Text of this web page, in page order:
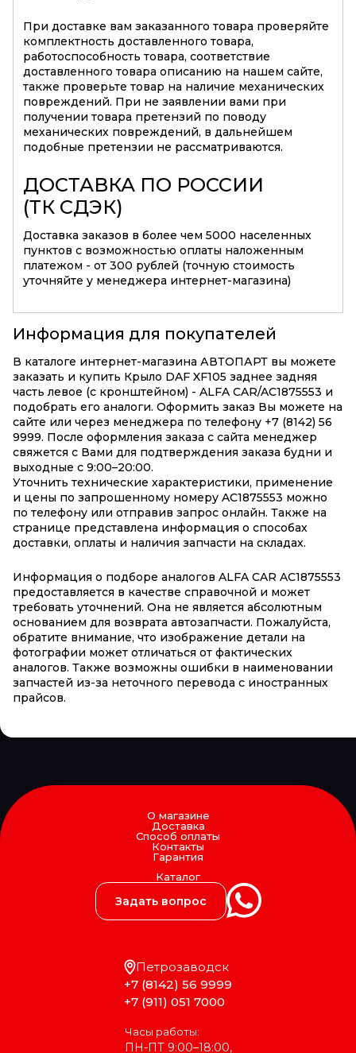
При доставке вам заказанного товара проверяйте
комплектность доставленного товара,
работоспособность товара, соответствие
доставленного товара описанию на нашем сайте,
также проверьте товар на наличие механических
повреждений. При не заявлении вами при
получении товара претензий по поводу
механических повреждений, в дальнейшем
подобные претензии не рассматриваются.
ДОСТАВКА ПО РОССИИ
(ТК СДЭК)
Доставка заказов в более чем 5000 населенных
пунктов с возможностью оплаты наложенным
платежом - от 300 рублей (точную стоимость
уточняйте у менеджера интернет-магазина)
Информация для покупателей
В каталоге интернет-магазина АВТОПАРТ вы можете
заказать и купить Крыло DAF XF105 заднее задняя
часть левое (с кронштейном) - ALFA CAR/AC1875553 и
подобрать его аналоги. Оформить заказ Вы можете на
сайте или через менеджера по телефону +7 (8142) 56
9999. После оформления заказа с сайта менеджер
свяжется с Вами для подтверждения заказа будни и
выходные с 9:00–20:00.
Уточнить технические характеристики, применение
и цены по запрошенному номеру AC1875553 можно
по телефону или отправив запрос онлайн. Также на
странице представлена информация о способах
доставки, оплаты и наличия запчасти на складах.
Информация о подборе аналогов ALFA CAR AC1875553
предоставляется в качестве справочной и может
требовать уточнений. Она не является абсолютным
основанием для возврата автозапчасти. Пожалуйста,
обратите внимание, что изображение детали на
фотографии может отличаться от фактических
аналогов. Также возможны ошибки в наименовании
запчастей из-за неточного перевода с иностранных
прайсов.
О магазине
Доставка
Способ оплаты
Контакты
Гарантия
Каталог
Петрозаводск
+7 (8142) 56 9999
+7 (911) 051 7000
Часы работы:
ПН-ПТ 9:00–18:00,
Задать вопрос